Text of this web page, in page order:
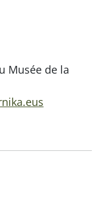
Musée de la